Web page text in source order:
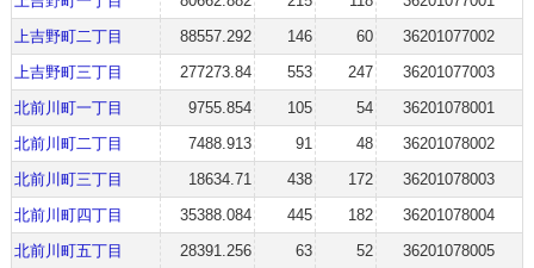
上吉野町二丁目
88557.292 146 60
36201077002
上吉野町三丁目
277273.84 553 247
36201077003
北前川町一丁目
9755.854 105 54
36201078001
北前川町二丁目
7488.913 91 48
36201078002
北前川町三丁目
18634.71 438 172
36201078003
北前川町四丁目
35388.084 445 182
36201078004
北前川町五丁目
28391.256 63 52
36201078005